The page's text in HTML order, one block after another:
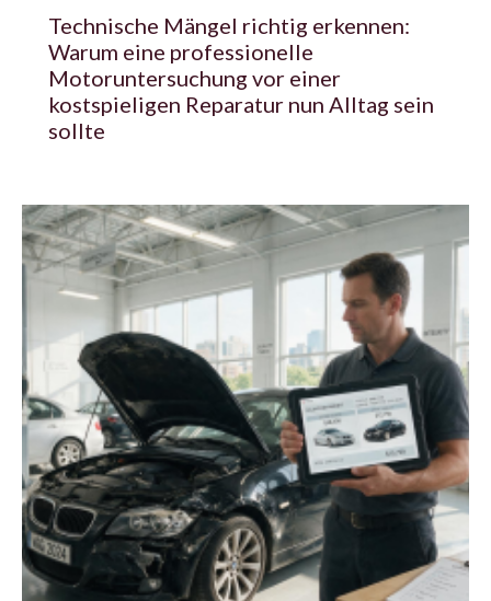
Technische Mängel richtig erkennen:
Warum eine professionelle
Motoruntersuchung vor einer
kostspieligen Reparatur nun Alltag sein
sollte